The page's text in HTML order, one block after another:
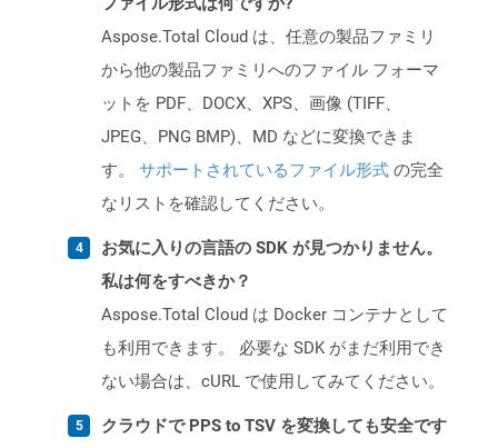
Aspose.Total Cloud は、任意の製品ファミリ
から他の製品ファミリへのファイル フォーマ
ットを PDF、DOCX、XPS、画像 (TIFF、
JPEG、PNG BMP)、MD などに変換できま
す。 サポートされているファイル形式 の完全
なリストを確認してください。
お気に入りの言語の SDK が見つかりません。
私は何をすべきか？
Aspose.Total Cloud は Docker コンテナとして
も利用できます。 必要な SDK がまだ利用でき
ない場合は、cURL で使用してみてください。
クラウドで PPS to TSV を変換しても安全です